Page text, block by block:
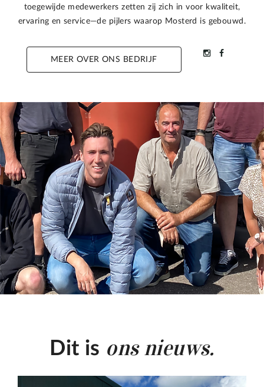
toegewijde medewerkers zetten zij zich in voor kwaliteit,
ervaring en service—de pijlers waarop Mosterd is gebouwd.
MEER OVER ONS BEDRIJF
Dit is ons nieuws.